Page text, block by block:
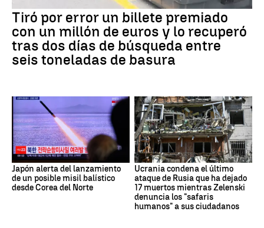
Tiró por error un billete premiado
con un millón de euros y lo recuperó
tras dos días de búsqueda entre
seis toneladas de basura
Japón alerta del lanzamiento
de un posible misil balístico
desde Corea del Norte
Ucrania condena el último
ataque de Rusia que ha dejado
17 muertos mientras Zelenski
denuncia los "safaris
humanos" a sus ciudadanos